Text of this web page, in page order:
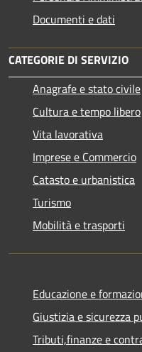
Documenti e dati
CATEGORIE DI SERVIZIO
Anagrafe e stato civile
Cultura e tempo libero
Vita lavorativa
Imprese e Commercio
Catasto e urbanistica
Turismo
Mobilità e trasporti
Educazione e
Giustizia e sicurezza
Tributi,finanze e